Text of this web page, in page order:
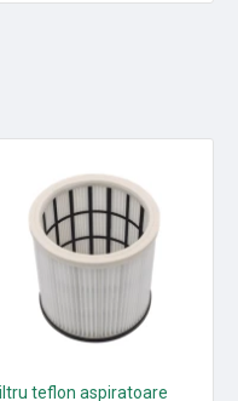
teflon aspiratoare